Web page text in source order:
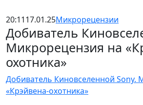
20:1117.01.25Микрорецензии
Добиватель
Микрорецензия на
охотника»
Добиватель Киновселенной Sony.
«Крэйвена-охотника»